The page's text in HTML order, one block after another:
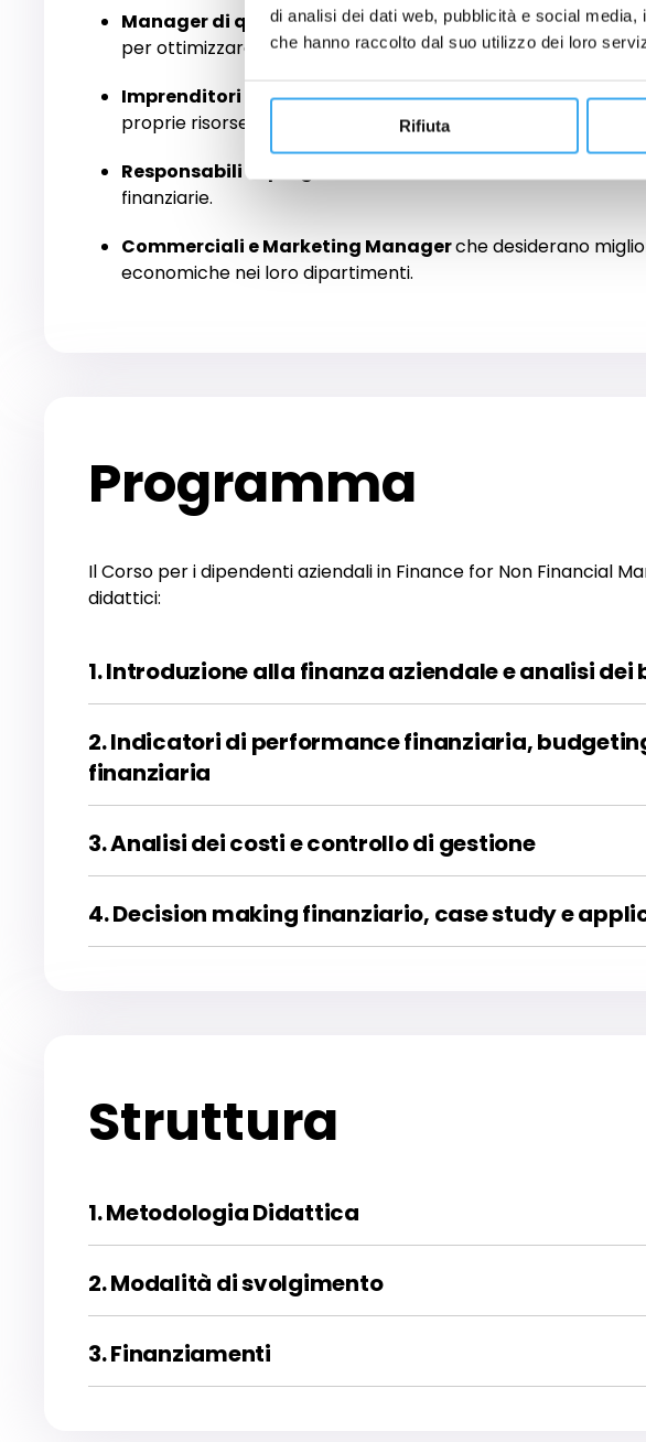
di analisi dei dati web, pubblicità e social
che hanno raccolto dal suo utilizzo dei loro
Rifiuta
Manager di qualsiasi area funzionaleche vogliono
per ottimizzare i processi decisionali.
Imprenditori e liberi professionistiinteressati a una
proprie risorse.
Responsabili di progetto e team leader
finanziarie.
Commerciali e Marketing Managerche desiderano
economiche nei loro dipartimenti.
Programma
Il Corso per i dipendenti aziendali in Finance for Non Financial
didattici:
1. Introduzione alla finanza aziendale e analisi dei
2. Indicatori di performance finanziaria,
finanziaria
3. Analisi dei costi e controllo di gestione
4. Decision making finanziario, case study e
Struttura
1. Metodologia Didattica
2. Modalità di svolgimento
3. Finanziamenti